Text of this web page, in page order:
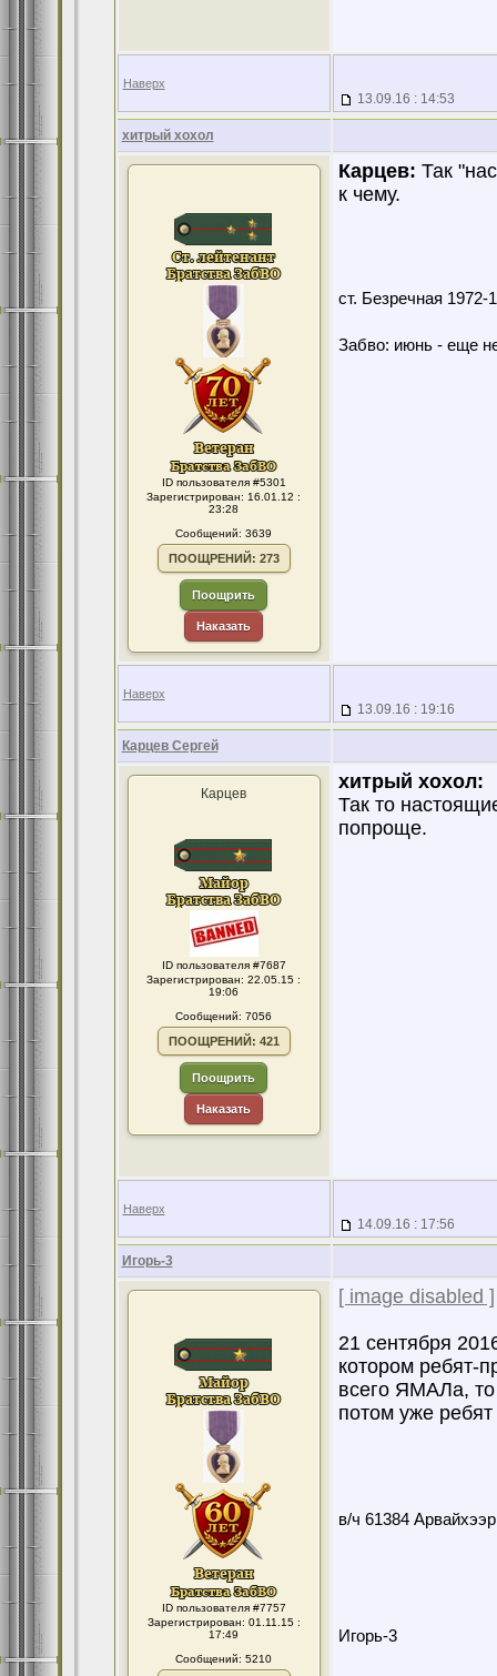
Наверх
13.09.16 : 14:53
хитрый хохол
ID пользователя #5301
Зарегистрирован: 16.01.12 :
23:28
Сообщений: 3639
ПООЩРЕНИЙ: 273
Поощрить
Наказать
Карцев: Так
к чему.
ст. Безречная
Забво: июнь - еще
Наверх
13.09.16 : 19:16
Карцев Сергей
Карцев
ID пользователя #7687
Зарегистрирован: 22.05.15 :
19:06
Сообщений: 7056
ПООЩРЕНИЙ: 421
Поощрить
Наказать
хитрый хохол:
Так то
попроще.
Наверх
14.09.16 : 17:56
Игорь-3
ID пользователя #7757
Зарегистрирован: 01.11.15 :
17:49
Сообщений: 5210
[ image disabled ]
21 сентября
котором ребят-
всего ЯМАЛа,
потом уже
в/ч 61384
Игорь-3